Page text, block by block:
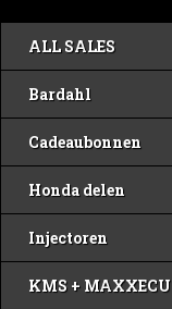
ALL SALES
Bardahl
Cadeaubonnen
Honda delen
Injectoren
KMS + MAXXECU